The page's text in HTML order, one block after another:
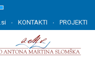
KONTAKTI PROJEKTI